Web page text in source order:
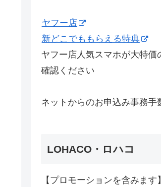
ヤフー店
新どこでももらえる特典
ヤフー店人気スマホが大特価
確認ください
ネットからのお申込み事務手
LOHACO・ロハコ
【プロモーションを含みます】